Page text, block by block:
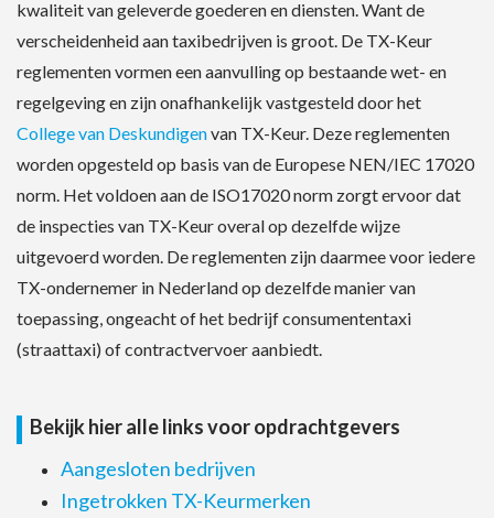
kwaliteit van geleverde goederen en diensten. Want de
verscheidenheid aan taxibedrijven is groot. De TX-Keur
reglementen vormen een aanvulling op bestaande wet- en
regelgeving en zijn onafhankelijk vastgesteld door het
College van Deskundigenvan TX-Keur. Deze reglementen
worden opgesteld op basis van de Europese NEN/IEC 17020
norm. Het voldoen aan de ISO17020 norm zorgt ervoor dat
de inspecties van TX-Keur overal op dezelfde wijze
uitgevoerd worden. De reglementen zijn daarmee voor iedere
TX-ondernemer in Nederland op dezelfde manier van
toepassing, ongeacht of het bedrijf consumententaxi
(straattaxi) of contractvervoer aanbiedt.
Bekijk hier alle links voor opdrachtgevers
Aangesloten bedrijven
Ingetrokken TX-Keurmerken